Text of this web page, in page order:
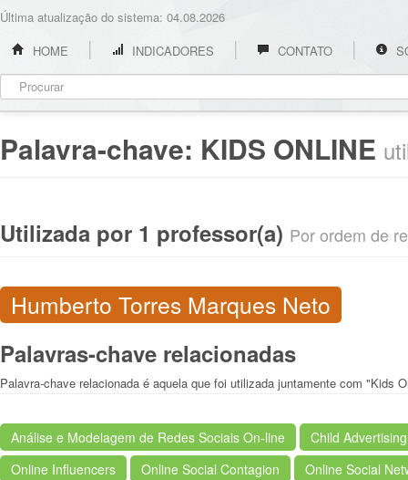
Última atualização do sistema: 04.08.2026
HOME
INDICADORES CONTATO
Palavra-chave: KIDS ONLINE
Utilizada por 1 professor(a) Por ordem de
Humberto Torres Marques Neto
Palavras-chave relacionadas
Palavra-chave relacionada é aquela que foi utilizada juntamente com "Kids
Análise e Modelagem de Redes Sociais On-line
Child Advertising
Online Influencers
Online Social Contagion Online Social